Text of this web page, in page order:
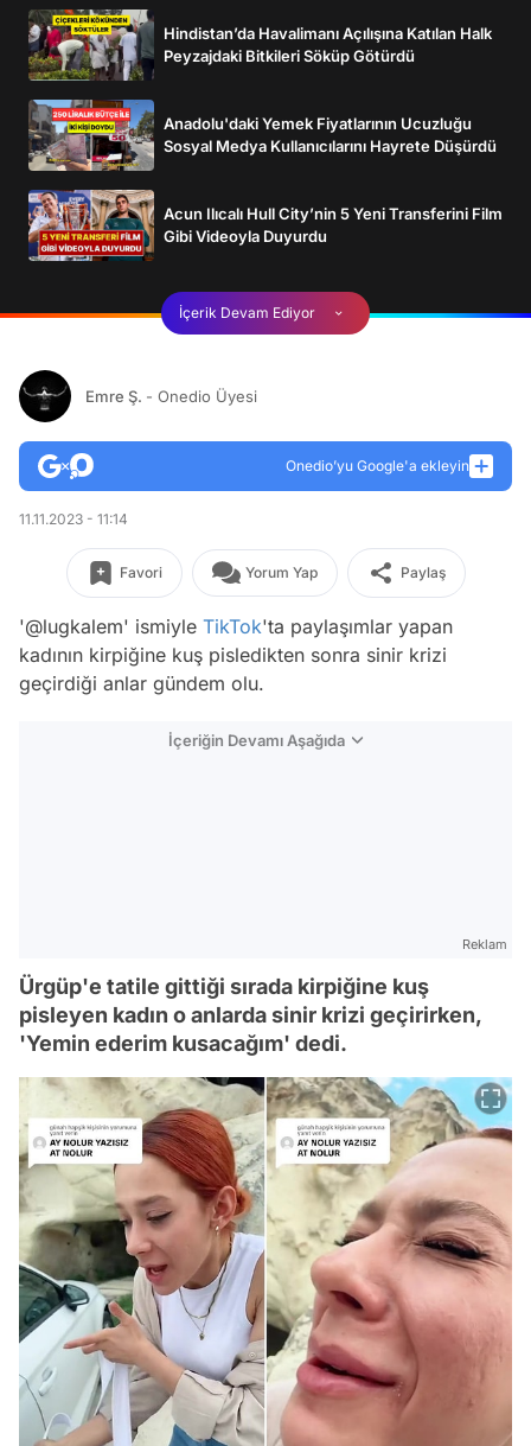
Hindistan’da Havalimanı Açılışına Katılan Halk
Peyzajdaki Bitkileri Söküp Götürdü
Anadolu'daki Yemek Fiyatlarının Ucuzluğu
Sosyal Medya Kullanıcılarını Hayrete Düşürdü
Acun Ilıcalı Hull City’nin 5 Yeni Transferini Film
Gibi Videoyla Duyurdu
İçerik Devam Ediyor
Emre Ş. - Onedio Üyesi
Onedio’yu Google'a ekleyin
11.11.2023 - 11:14
Favori Yorum Yap Paylaş
'@lugkalem' ismiyle TikTok'ta paylaşımlar yapan
kadının kirpiğine kuş pisledikten sonra sinir krizi
geçirdiği anlar gündem olu.
İçeriğin Devamı Aşağıda
Reklam
Ürgüp'e tatile gittiği sırada kirpiğine kuş
pisleyen kadın o anlarda sinir krizi geçirirken,
'Yemin ederim kusacağım' dedi.